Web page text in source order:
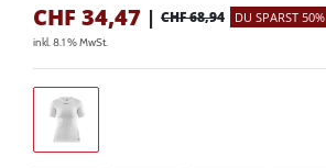
CHF 34,47 | CHF 68,94 DU SPARST 50%
inkl. 8.1 % MwSt.